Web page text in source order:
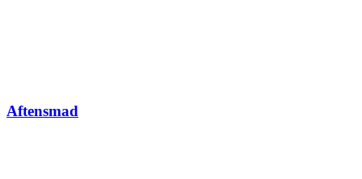
Aftensmad